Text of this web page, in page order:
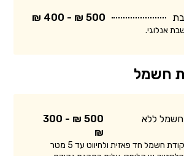
500 ₪ - 400 ₪
אנלוגי.
חשמל
ללא
500 ₪ - 300
₪
המחיר מתייחס לנקודת חשמל חד פאזית ולחיווט עד 5 מטר